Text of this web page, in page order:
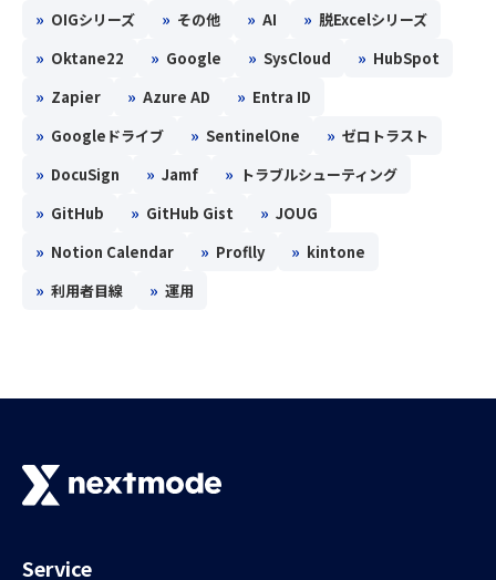
» OIGシリーズ » その他 » AI » 脱Excelシリーズ
» Oktane22 » Google » SysCloud » HubSpot
» Zapier » Azure AD » Entra ID
» Googleドライブ » SentinelOne » ゼロトラスト
» DocuSign » Jamf » トラブルシューティング
» GitHub » GitHub Gist » JOUG
» Notion Calendar » Proflly » kintone
» 利用者目線 » 運用
Service